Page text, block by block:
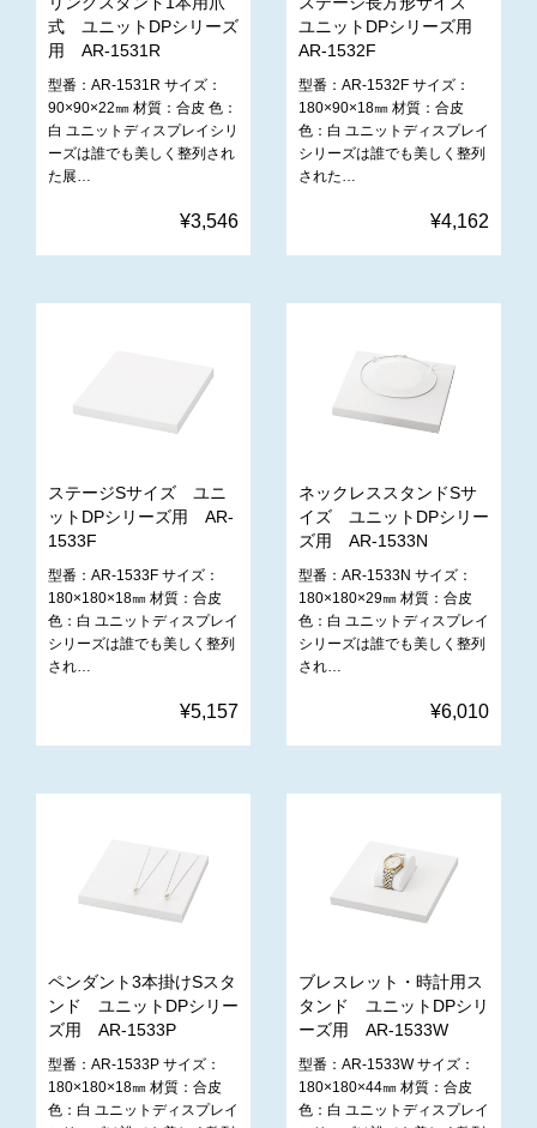
式 ユニットDPシリーズ
用 AR-1531R
型番：AR-1531R サイズ：
90×90×22㎜ 材質：合皮 色：
白 ユニットディスプレイシリ
ーズは誰でも美しく整列され
た展…
¥3,546
ユニットDPシリーズ用
AR-1532F
型番：AR-1532F サイズ：
180×90×18㎜ 材質：合皮
色：白 ユニットディスプレイ
シリーズは誰でも美しく整列
された…
¥4,162
ステージSサイズ ユニ
ットDPシリーズ用 AR-
1533F
型番：AR-1533F サイズ：
180×180×18㎜ 材質：合皮
色：白 ユニットディスプレイ
シリーズは誰でも美しく整列
され…
¥5,157
ネックレススタンドSサ
イズ ユニットDPシリー
ズ用 AR-1533N
型番：AR-1533N サイズ：
180×180×29㎜ 材質：合皮
色：白 ユニットディスプレイ
シリーズは誰でも美しく整列
され…
¥6,010
ペンダント3本掛けSスタ
ンド ユニットDPシリー
ズ用 AR-1533P
型番：AR-1533P サイズ：
180×180×18㎜ 材質：合皮
色：白 ユニットディスプレイ
ブレスレット・時計用ス
タンド ユニットDPシリ
ーズ用 AR-1533W
型番：AR-1533W サイズ：
180×180×44㎜ 材質：合皮
色：白 ユニットディスプレイ